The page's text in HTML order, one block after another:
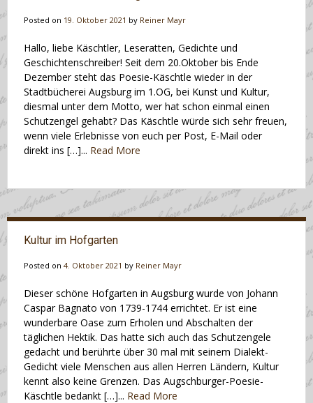
Posted on 19. Oktober 2021 by Reiner Mayr
Hallo, liebe Käschtler, Leseratten, Gedichte und
Geschichtenschreiber! Seit dem 20.Oktober bis Ende
Dezember steht das Poesie-Käschtle wieder in der
Stadtbücherei Augsburg im 1.OG, bei Kunst und Kultur,
diesmal unter dem Motto, wer hat schon einmal einen
Schutzengel gehabt? Das Käschtle würde sich sehr freuen,
wenn viele Erlebnisse von euch per Post, E-Mail oder
direkt ins […]... Read More
Kultur im Hofgarten
Posted on 4. Oktober 2021 by Reiner Mayr
Dieser schöne Hofgarten in Augsburg wurde von Johann
Caspar Bagnato von 1739-1744 errichtet. Er ist eine
wunderbare Oase zum Erholen und Abschalten der
täglichen Hektik. Das hatte sich auch das Schutzengele
gedacht und berührte über 30 mal mit seinem Dialekt-
Gedicht viele Menschen aus allen Herren Ländern, Kultur
kennt also keine Grenzen. Das Augschburger-Poesie-
Käschtle bedankt […]... Read More